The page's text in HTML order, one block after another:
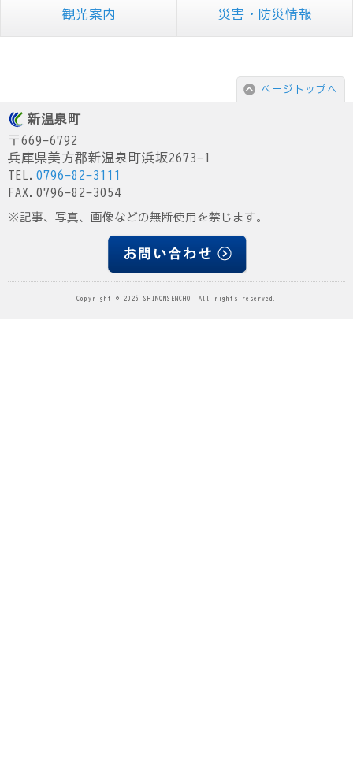
観光案内 災害・防災情報
ページトップへ
新温泉町
〒669-6792
兵庫県美方郡新温泉町浜坂2673-1
TEL. 0796-82-3111
FAX.0796-82-3054
※記事、写真、画像などの無断使用を禁じます。
Copyright © 2026 SHINONSENCHO. All rights reserved.